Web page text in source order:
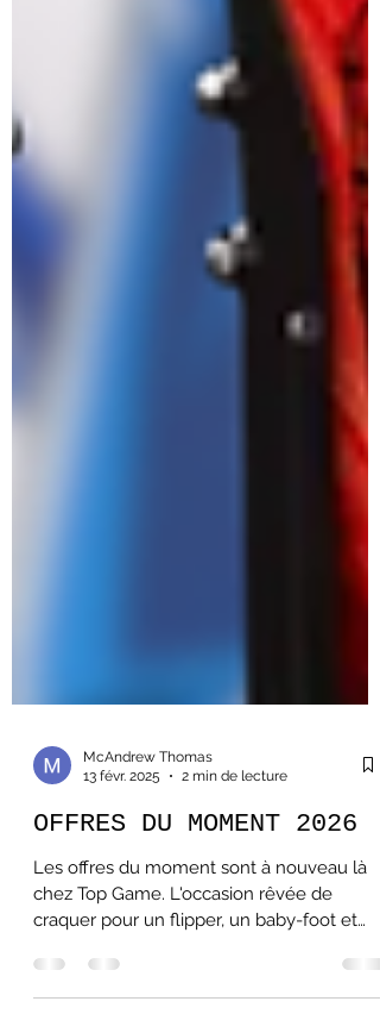
13 févr. 2025
2 min de lecture
OFFRES DU MOMENT 2026
Les offres du moment sont à nouveau là
craquer pour un flipper, un baby-foot et
une borne arcade !